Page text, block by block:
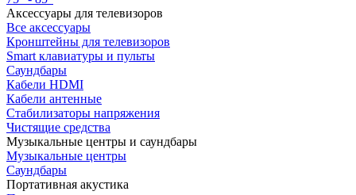
Аксессуары для телевизоров
Все аксессуары
Кронштейны для телевизоров
Smart клавиатуры и пульты
Саундбары
Кабели HDMI
Кабели антенные
Стабилизаторы напряжения
Чистящие средства
Музыкальные центры и саундбары
Музыкальные центры
Саундбары
Портативная акустика